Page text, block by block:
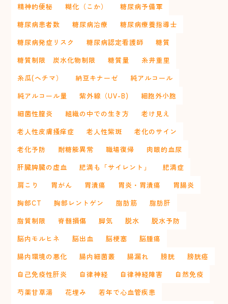
精神的便秘
糊化（こか）
糖尿病予備軍
糖尿病患者数
糖尿病治療
糖尿病療養指導士
糖尿病発症リスク
糖尿病認定看護師
糖質
糖質制限 炭水化物制限
糖質量
糸井重里
糸瓜(ヘチマ）
納豆キナーゼ
純アルコール
純アルコール量
紫外線（UV-B)
細胞外小胞
細菌性膣炎
組織の中での生き方
老け見え
老人性皮膚掻痒症
老人性紫斑
老化のサイン
老化予防
耐糖能異常 職場復帰
肉眼的血尿
肝臓脾臓の虚血
肥満も「サイレント」
肥満症
肩こり
胃がん 胃潰瘍 胃炎・胃潰瘍
胃腸炎
胸部CT
胸部レントゲン 脂肪筋
脂肪肝
脂質制限
脊髄損傷 脚気 脱水
脱水予防
脳内モルヒネ
脳出血 脳梗塞
脳腫瘍
腸内環境の悪化
腸内細菌叢 腸漏れ 膀胱
膀胱癌
自己免疫性肝炎
自律神経 自律神経障害
自然免疫
芍薬甘草湯
花埋み
若年で心血管疾患